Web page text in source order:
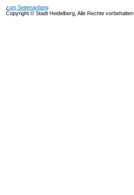
zum Seitenanfang
Copyright © Stadt Heidelberg, Alle Rechte vorbehalten